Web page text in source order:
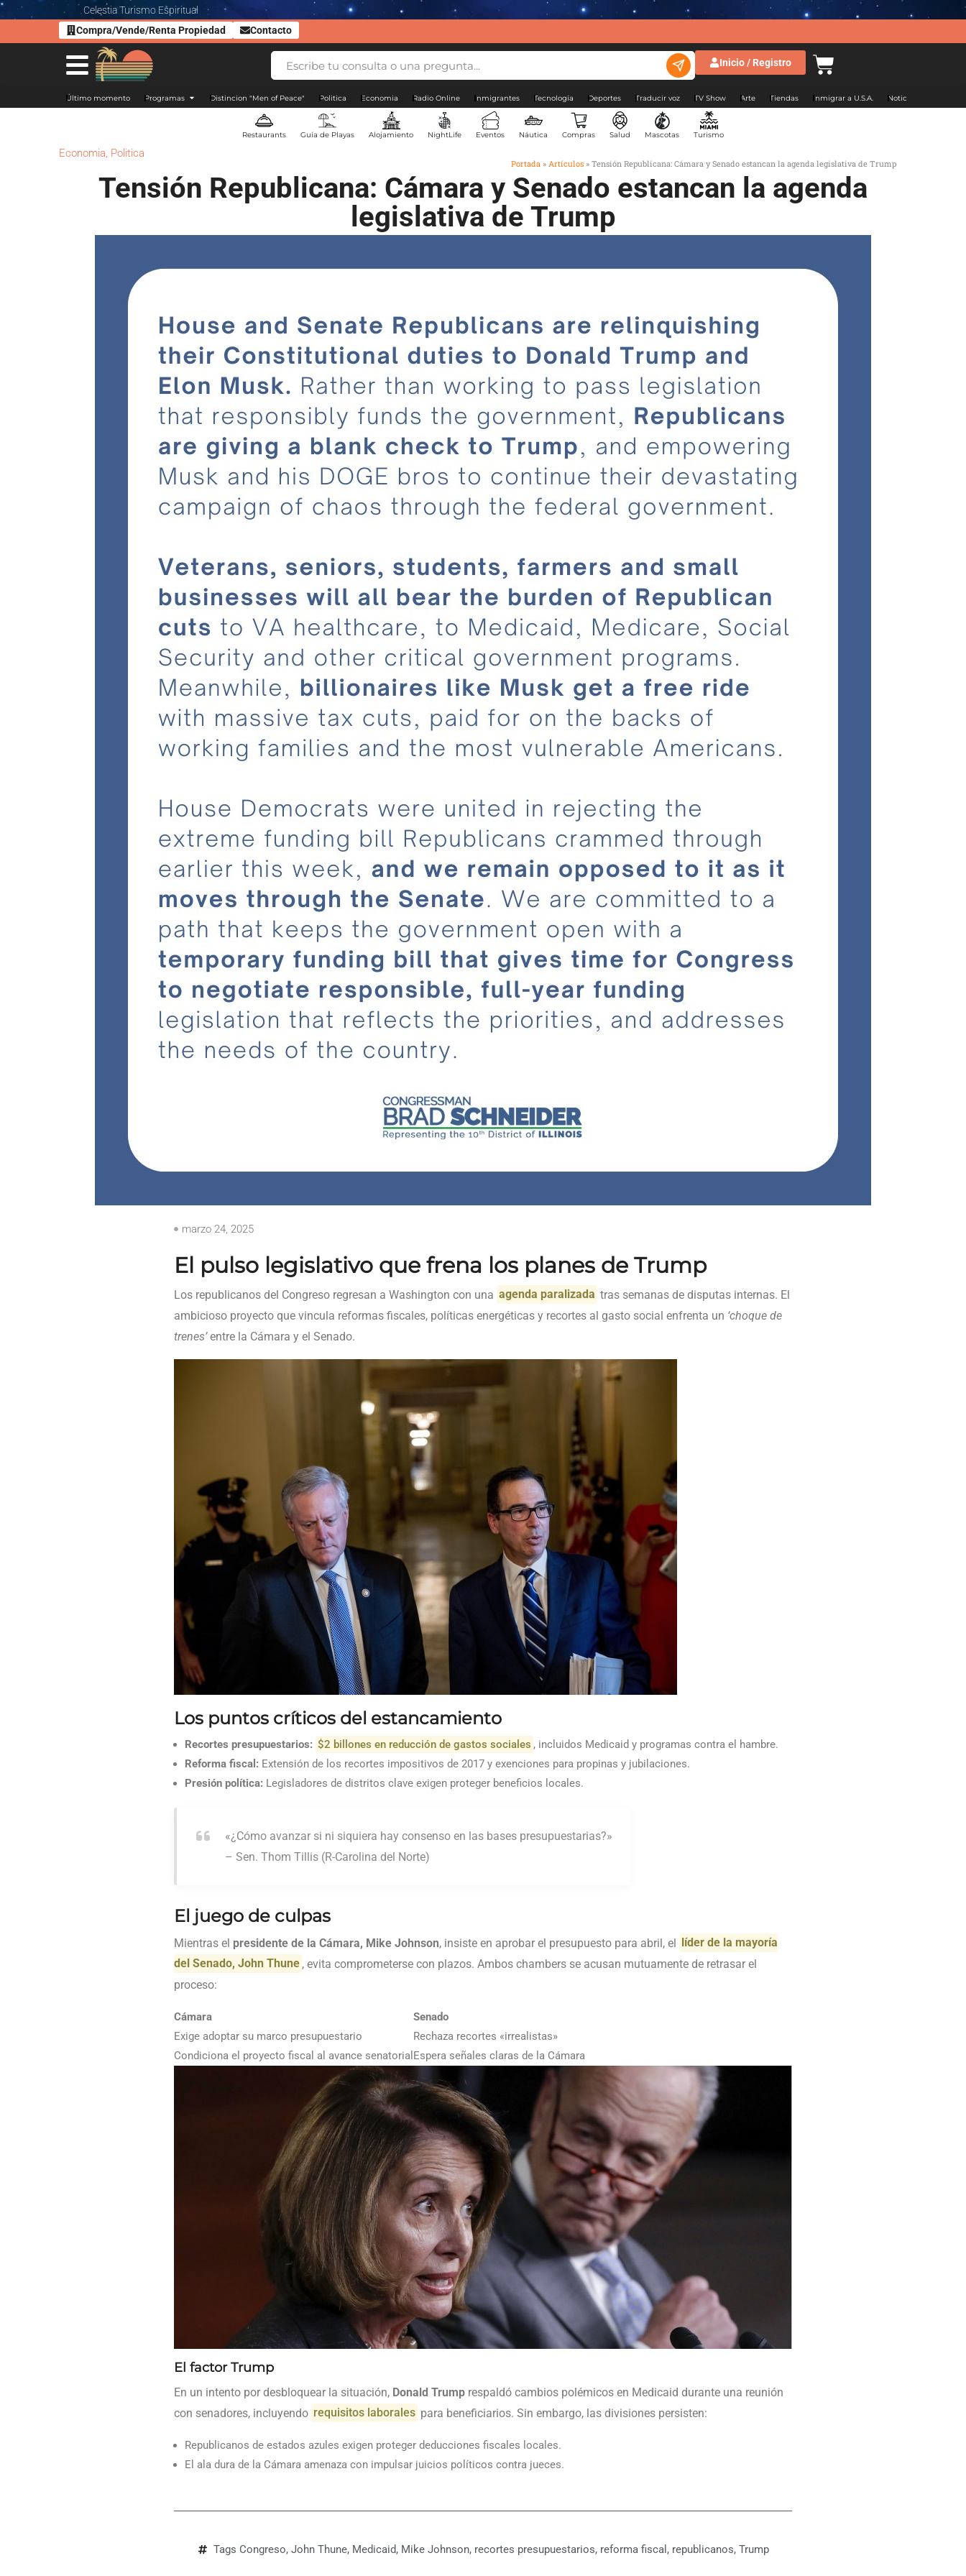
Celestia Turismo Espiritual
Compra/Vende/Renta Propiedad
Contacto
Inicio / Registro
Último momento Programas Distincion "Men of Peace" Politica Economia Radio Online Inmigrantes Tecnología Deportes Traducir voz TV Show Arte Tiendas Inmigrar a U.S.A. Noticias Argentina
Restaurants Guía de Playas Alojamiento NightLife Eventos Náutica Compras Salud Mascotas Turismo
Economia, Politica
Portada » Artículos » Tensión Republicana: Cámara y Senado estancan la agenda legislativa de Trump
Tensión Republicana: Cámara y Senado estancan la agenda
legislativa de Trump
marzo 24, 2025
El pulso legislativo que frena los planes de Trump
Los republicanos del Congreso regresan a Washington con una agenda paralizada tras semanas de disputas internas. El
ambicioso proyecto que vincula reformas fiscales, políticas energéticas y recortes al gasto social enfrenta un ‘choque de
trenes’entre la Cámara y el Senado.
Los puntos críticos del estancamiento
Recortes presupuestarios: $2 billones en reducción de gastos sociales , incluidos Medicaid y programas contra el hambre.
Reforma fiscal: Extensión de los recortes impositivos de 2017 y exenciones para propinas y jubilaciones.
Presión política: Legisladores de distritos clave exigen proteger beneficios locales.
«¿Cómo avanzar si ni siquiera hay consenso en las bases presupuestarias?»
– Sen. Thom Tillis (R-Carolina del Norte)
El juego de culpas
Mientras el presidente de la Cámara, Mike Johnson, insiste en aprobar el presupuesto para abril, el
líder de la mayoría
del Senado, John Thune , evita comprometerse con plazos. Ambos chambers se acusan mutuamente de retrasar el
proceso:
Cámara
Senado
Exige adoptar su marco presupuestario
Rechaza recortes «irrealistas»
Condiciona el proyecto fiscal al avance senatorial Espera señales claras de la Cámara
El factor Trump
En un intento por desbloquear la situación, Donald Trump respaldó cambios polémicos en Medicaid durante una reunión
con senadores, incluyendo requisitos laborales para beneficiarios. Sin embargo, las divisiones persisten:
Republicanos de estados azules exigen proteger deducciones fiscales locales.
El ala dura de la Cámara amenaza con impulsar juicios políticos contra jueces.
Tags Congreso, John Thune, Medicaid, Mike Johnson, recortes presupuestarios, reforma fiscal , republicanos, Trump